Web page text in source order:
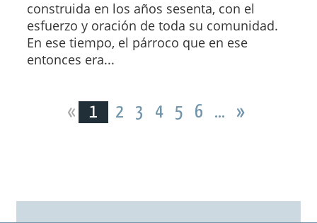
construida en los años sesenta, con el
esfuerzo y oración de toda su comunidad.
En ese tiempo, el párroco que en ese
entonces era...
« 1 2 3 4 5 6 ... »